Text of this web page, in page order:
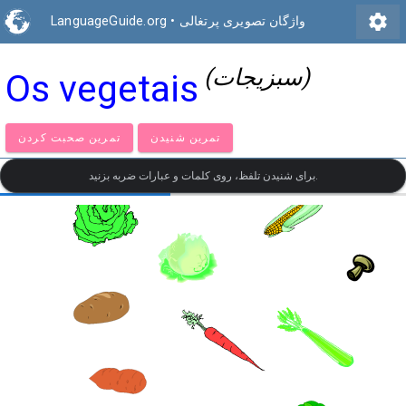
LanguageGuide.org • واژگان تصویری پرتغالی settings
Os vegetais (سبزیجات)
تمرین صحبت کردن تمرین شنیدن
برای شنیدن تلفظ، روی کلمات و عبارات ضربه بزنید.